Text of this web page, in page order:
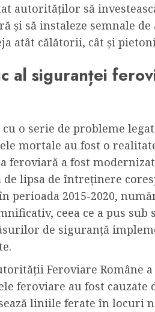
autorităților să
și să instaleze semnale
atât călătorii, cât și
al siguranței
o serie de probleme
mortale au fost o
feroviară a fost
lipsa de întreținere
perioada 2015-2020,
ceea ce a pus sub
de siguranță
Feroviare Române
feroviare au fost cauzate
liniile ferate în locuri